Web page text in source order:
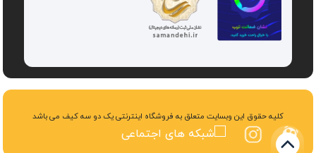
کلیه حقوق این وبسایت متعلق به فروشگاه اینترنتی یک دو سه کیف می باشد